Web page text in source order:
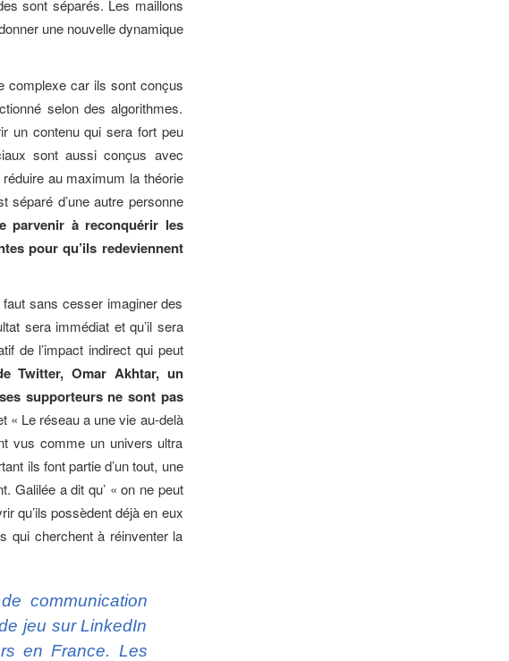
sont séparés. Les maillons
une nouvelle dynamique
complexe car ils sont conçus
selon des algorithmes.
un contenu qui sera fort peu
sont aussi conçus avec
réduire au maximum la théorie
d’une autre personne
parvenir à reconquérir les
pour qu’ils redeviennent
sans cesser imaginer des
sera immédiat et qu’il sera
de l’impact indirect qui peut
Twitter, Omar Akhtar, un
supporteurs ne sont pas
« Le réseau a une vie au-delà
vus comme un univers ultra
ils font partie d’un tout, une
Galilée a dit qu’ « on ne peut
qu’ils possèdent déjà en eux
qui cherchent à réinventer la
communication
jeu sur LinkedIn
en France. Les